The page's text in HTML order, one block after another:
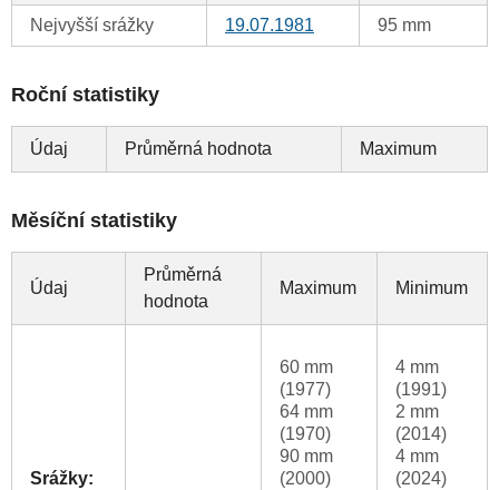
Nejvyšší srážky 19.07.1981 95 mm
Roční statistiky
Údaj Průměrná hodnota Maximum
Měsíční statistiky
Údaj
Průměrná
hodnota
Maximum Minimum
Srážky:
60 mm
(1977)
64 mm
(1970)
90 mm
(2000)
4 mm
(1991)
2 mm
(2014)
4 mm
(2024)